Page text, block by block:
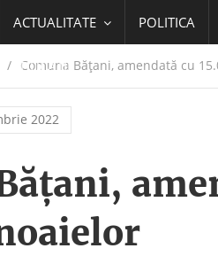
ACTUALITATE POLITICA
EDUCATIE
Comuna Bățani, amendată cu
2022